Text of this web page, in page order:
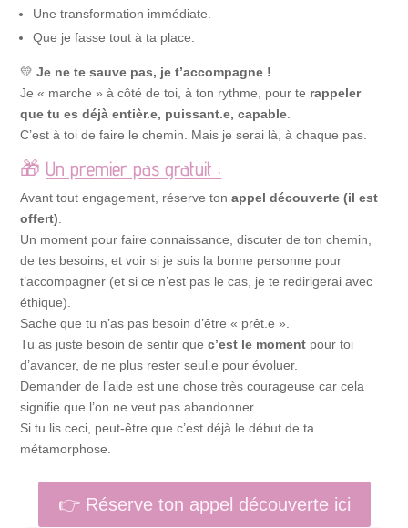
Une transformation immédiate.
Que je fasse tout à ta place.
💛Je ne te sauve pas, je t’accompagne !
Je « marche » à côté de toi, à ton rythme, pour te rappeler
que tu es déjà entièr.e, puissant.e, capable
C’est à toi de faire le chemin. Mais je serai là, à chaque pas.
🎁 Un premier pas gratuit :
Avant tout engagement, réserve tonappel découverte (il est
offert)
Un moment pour faire connaissance, discuter de ton chemin,
de tes besoins, et voir si je suis la bonne personne pour
t’accompagner (et si ce n’est pas le cas, je te redirigerai avec
éthique).
Sache que tu n’as pas besoin d’être « prêt.e ».
Tu as juste besoin de sentir quec’est le moment pour toi
d’avancer, de ne plus rester seul.e pour évoluer.
Demander de l’aide est une chose très courageuse car cela
signifie que l’on ne veut pas abandonner.
Si tu lis ceci, peut-être que c’est déjà le début de ta
métamorphose.
👉 Réserve ton appel découverte ici